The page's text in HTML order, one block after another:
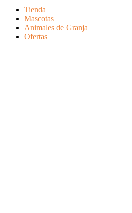
Tienda
Mascotas
Animales de Granja
Ofertas